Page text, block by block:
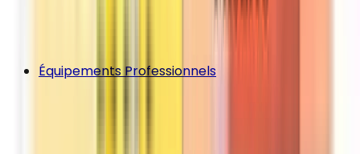
Équipements Professionnels